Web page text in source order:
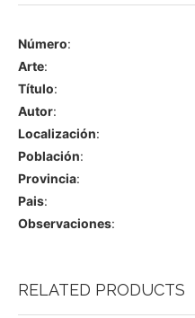
Número:
Arte:
Título:
Autor:
Localización:
Población:
Provincia:
Pais:
Observaciones:
RELATED PRODUCTS